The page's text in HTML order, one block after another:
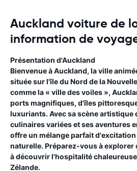
Auckland voiture de
information de
Présentation d'Auckland
Bienvenue à Auckland, la ville
située sur l'île du Nord de la
comme la « ville des voiles »,
ports magnifiques, d'îles
luxuriants. Avec sa scène artistique
culinaires variées et ses aventures
offre un mélange parfait
naturelle. Préparez-vous à explorer
à découvrir l'hospitalité
Zélande.